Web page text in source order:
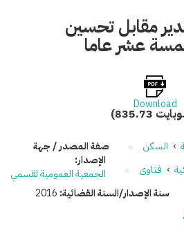
مقابل تحسين
عشر عاما
Download
› السكن
› فتاوى
سنة الإصدار/السنة القضائية: 2016
صفة المصدر / جهة
الإصدار:
الجمعية العمومية لقسمي